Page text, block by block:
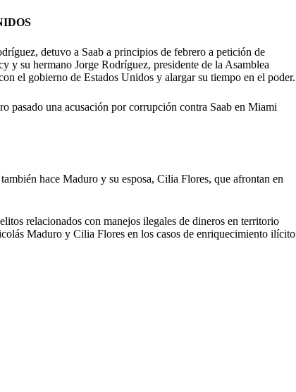
detuvo a Saab a principios de febrero a petición de
y su hermano Jorge Rodríguez, presidente de la Asamblea
el gobierno de Estados Unidos y alargar su tiempo en el poder.
pasado una acusación por corrupción contra Saab en Miami
hace Maduro y su esposa, Cilia Flores, que afrontan en
relacionados con manejos ilegales de dineros en territorio
Maduro y Cilia Flores en los casos de enriquecimiento ilícito